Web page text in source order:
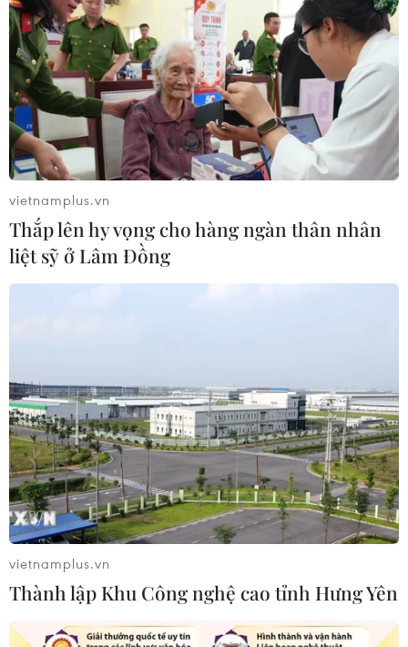
TIN CÙNG CHUYÊN MỤC
Chuyên gia Canada đánh giá cao bản
lĩnh đối ngoại của Việt Nam
vietnamplus.vn
Thắp lên hy vọng cho hàng ngàn thân nhân
liệt sỹ ở Lâm Đồng
vietnamplus.vn
Thành lập Khu Công nghệ cao tỉnh Hưng Yên